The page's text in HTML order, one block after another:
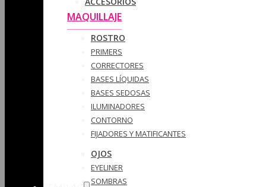
MAQUILLAJE
ROSTRO
PRIMERS
CORRECTORES
BASES LÍQUIDAS
BASES SEDOSAS
ILUMINADORES
CONTORNO
FIJADORES Y MATIFICANTES
OJOS
EYELINER
SOMBRAS